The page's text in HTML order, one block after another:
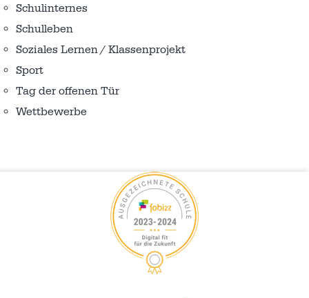
Schulinternes
Schulleben
Soziales Lernen / Klassenprojekt
Sport
Tag der offenen Tür
Wettbewerbe